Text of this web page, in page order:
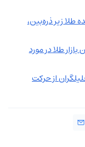
طلا ۲۸ تیر| آینده طلا زیر ذره‌بین،
طلا در مورد
از حرکت